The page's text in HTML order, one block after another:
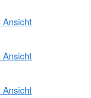
Ansicht
Ansicht
Ansicht